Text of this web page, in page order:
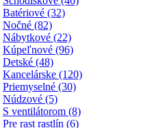
Batériové (32)
Nočné (82)
Nábytkové (22)
Kúpeľnové (96)
Detské (48)
Kancelárske (120)
Priemyselné (30)
Núdzové (5)
S ventilátorom (8)
Pre rast rastlín (6)